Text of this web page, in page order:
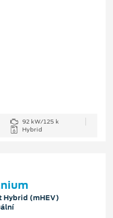
92 kW/125 k
Hybrid
Hybrid (mHEV)